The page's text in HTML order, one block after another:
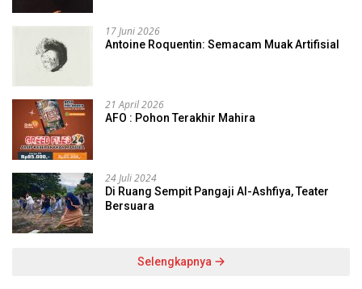
17 Juni 2026
Antoine Roquentin: Semacam Muak Artifisial
21 April 2026
AFO : Pohon Terakhir Mahira
24 Juli 2024
Di Ruang Sempit Pangaji Al-Ashfiya, Teater
Bersuara
Selengkapnya